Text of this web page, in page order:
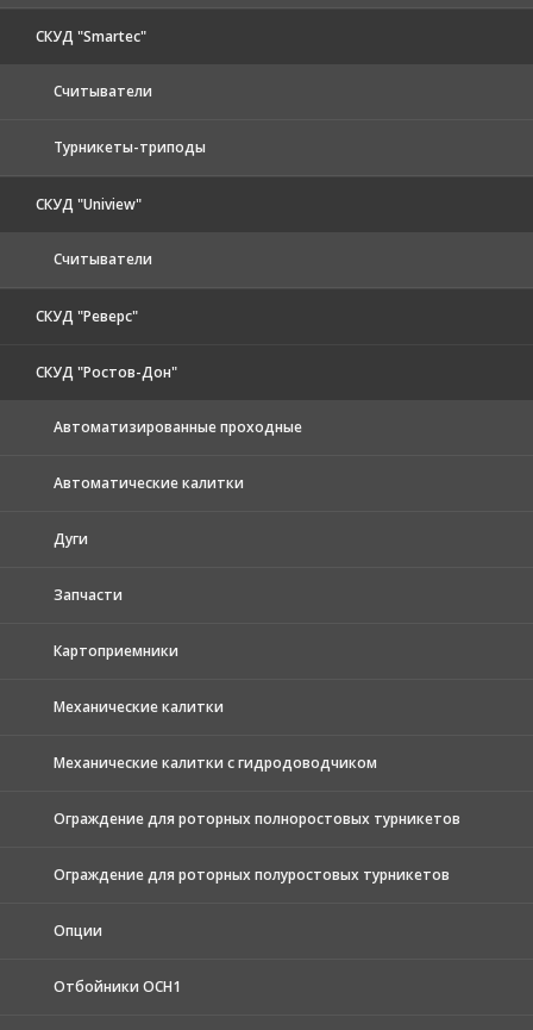
СКУД "Smartec"
Считыватели
Турникеты-триподы
СКУД "Uniview"
Считыватели
СКУД "Реверс"
СКУД "Ростов-Дон"
Автоматизированные проходные
Автоматические калитки
Дуги
Запчасти
Картоприемники
Механические калитки
Механические калитки с гидродоводчиком
Ограждение для роторных полноростовых турникетов
Ограждение для роторных полуростовых турникетов
Опции
Отбойники ОСН1